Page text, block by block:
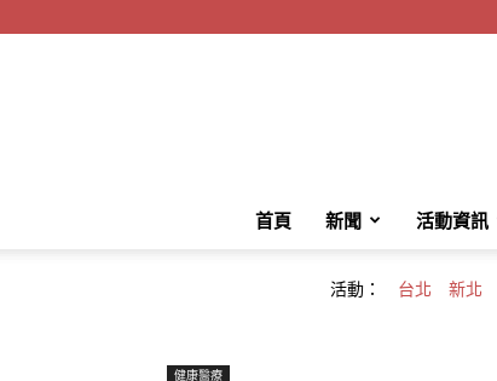
首頁 新聞 活動資訊
活動： 台北 新北
健康醫療